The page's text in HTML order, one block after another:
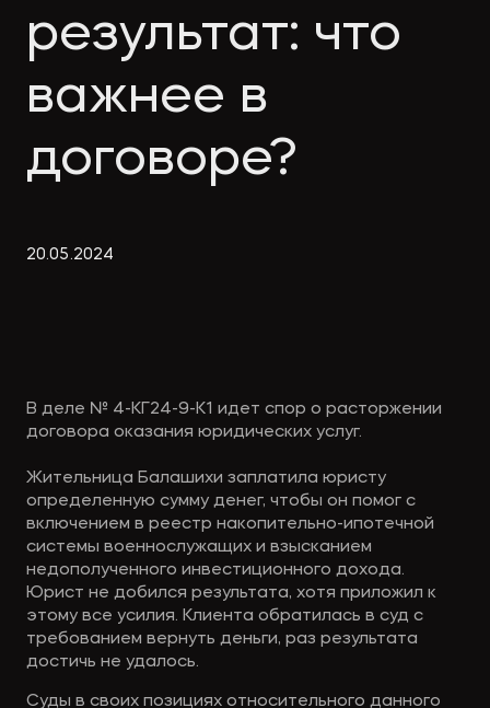
правоUseful
materials
Articles
результат: что
важнее в
договоре?
20.05.2024
В деле № 4-КГ24-9-К1 идет спор о расторжении
договора оказания юридических услуг.
Жительница Балашихи заплатила юристу
определенную сумму денег, чтобы он помог с
включением в реестр накопительно-ипотечной
системы военнослужащих и взысканием
недополученного инвестиционного дохода.
Юрист не добился результата, хотя приложил к
этому все усилия. Клиента обратилась в суд с
требованием вернуть деньги, раз результата
достичь не удалось.
Суды в своих позициях относительного данного